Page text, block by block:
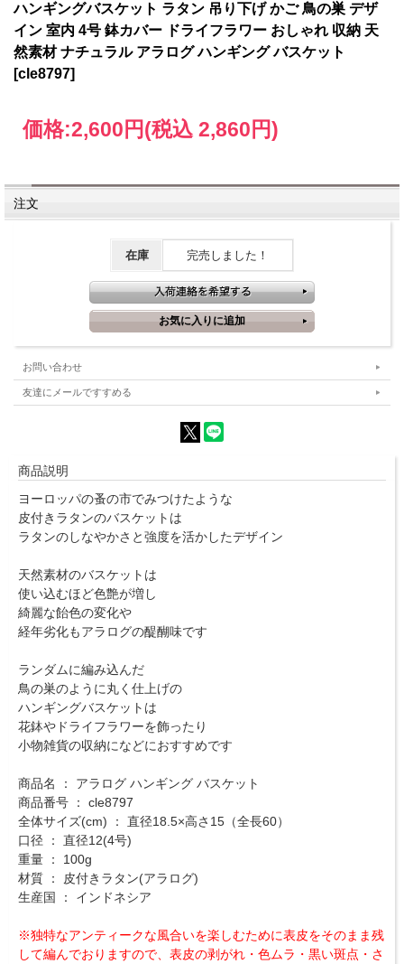
ハンギングバスケット ラタン 吊り下げ かご 鳥の巣 デザ
イン 室内 4号 鉢カバー ドライフラワー おしゃれ 収納 天
然素材 ナチュラル アラログ ハンギング バスケット
[cle8797]
価格:2,600円(税込 2,860円)
注文
在庫 完売しました！
お問い合わせ
友達にメールですすめる
商品説明
ヨーロッパの蚤の市でみつけたような
皮付きラタンのバスケットは
ラタンのしなやかさと強度を活かしたデザイン
天然素材のバスケットは
使い込むほど色艶が増し
綺麗な飴色の変化や
経年劣化もアラログの醍醐味です
ランダムに編み込んだ
鳥の巣のように丸く仕上げの
ハンギングバスケットは
花鉢やドライフラワーを飾ったり
小物雑貨の収納になどにおすすめです
商品名 ： アラログ ハンギング バスケット
商品番号 ： cle8797
全体サイズ(cm) ： 直径18.5×高さ15（全長60）
口径 ： 直径12(4号)
重量 ： 100g
材質 ： 皮付きラタン(アラログ)
生産国 ： インドネシア
※独特なアンティークな風合いを楽しむために表皮をそのまま残
して編んでおりますので、表皮の剥がれ・色ムラ・黒い斑点・さ